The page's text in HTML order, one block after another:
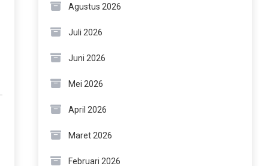
Agustus 2026
Juli 2026
Juni 2026
Mei 2026
April 2026
Maret 2026
Februari 2026